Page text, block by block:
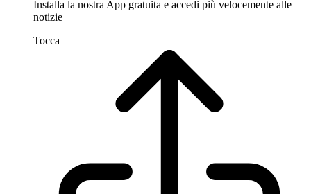
Installa la nostra App gratuita e accedi più velocemente alle
notizie
Tocca